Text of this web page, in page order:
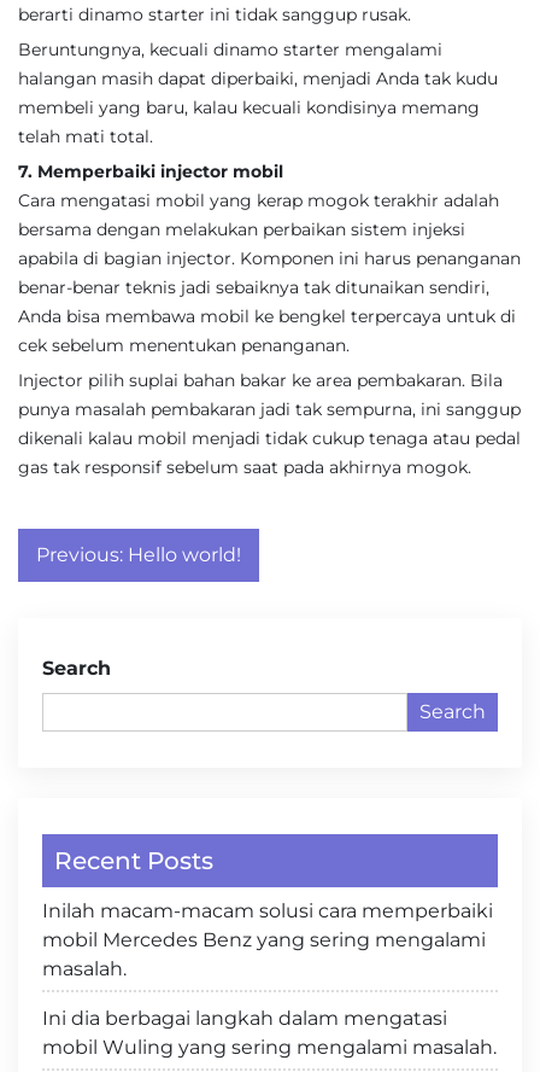
berarti dinamo starter ini tidak sanggup rusak.
Beruntungnya, kecuali dinamo starter mengalami
halangan masih dapat diperbaiki, menjadi Anda tak kudu
membeli yang baru, kalau kecuali kondisinya memang
telah mati total.
7. Memperbaiki injector mobil
Cara mengatasi mobil yang kerap mogok terakhir adalah
bersama dengan melakukan perbaikan sistem injeksi
apabila di bagian injector. Komponen ini harus penanganan
benar-benar teknis jadi sebaiknya tak ditunaikan sendiri,
Anda bisa membawa mobil ke bengkel terpercaya untuk di
cek sebelum menentukan penanganan.
Injector pilih suplai bahan bakar ke area pembakaran. Bila
punya masalah pembakaran jadi tak sempurna, ini sanggup
dikenali kalau mobil menjadi tidak cukup tenaga atau pedal
gas tak responsif sebelum saat pada akhirnya mogok.
Post
navigation
Previous: Hello world!
Search
Search
Recent Posts
Inilah macam-macam solusi cara memperbaiki
mobil Mercedes Benz yang sering mengalami
masalah.
Ini dia berbagai langkah dalam mengatasi
mobil Wuling yang sering mengalami masalah.